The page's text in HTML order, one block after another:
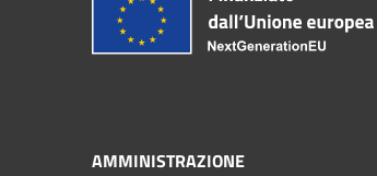
AMMINISTRAZIONE